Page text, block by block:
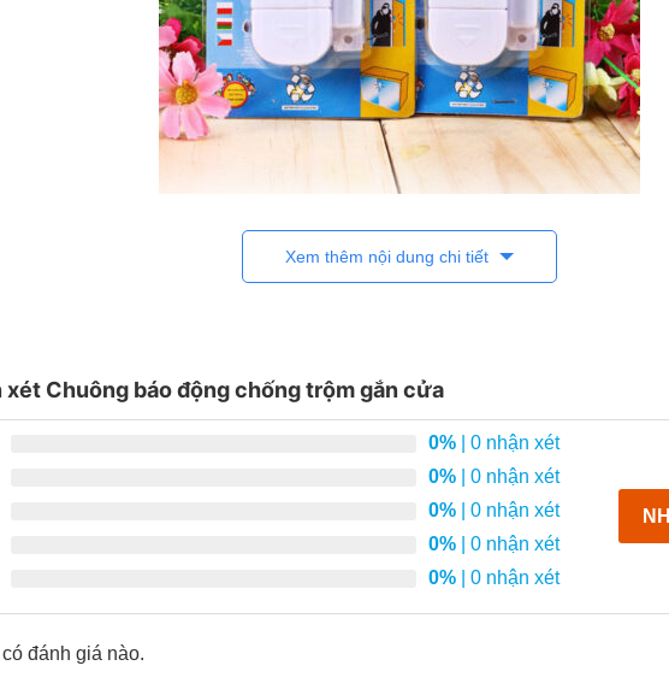
cảnh báo, phát ra âm báo khi tình trạng cửa thay đổi.
bộ phận chính gắn vào cửa, một bộ phận phụ gắn vào mép tường bên cạnh.
bảo vệ an toàn ngôi nhà của bạn.
cửa sổ, thích hợp cho nhà cần trông con nhỏ, trông cửa hàng,
Xem thêm nội dung chi tiết
xét Chuông báo động chống trộm gắn cửa
0% | 0 nhận xét
0% | 0 nhận xét
0% | 0 nhận xét
0% | 0 nhận xét
0% | 0 nhận xét
đánh giá nào.